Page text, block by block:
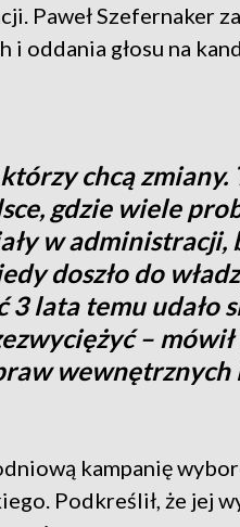
Paweł Szefernaker
oddania głosu na
chcą zmiany.
gdzie wiele
w administracji,
doszło do
3 lata temu udało
– mówił
wewnętrznych
kampanię
Podkreślił, że jej